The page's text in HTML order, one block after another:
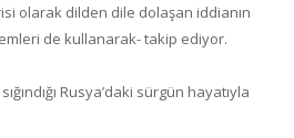
olarak dilden dile dolaşan iddianın
de kullanarak- takip ediyor.
Rusya’daki sürgün hayatıyla